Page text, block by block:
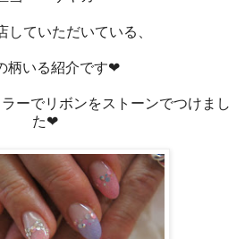
していただいている、
柄いる紹介です❤
ーでリボンをストーンでつけまし
た❤